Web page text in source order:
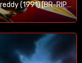
Pesadilla en Elm Street 6: La muerte de freddy (1991) [BR-RIP] [HD-1080p]